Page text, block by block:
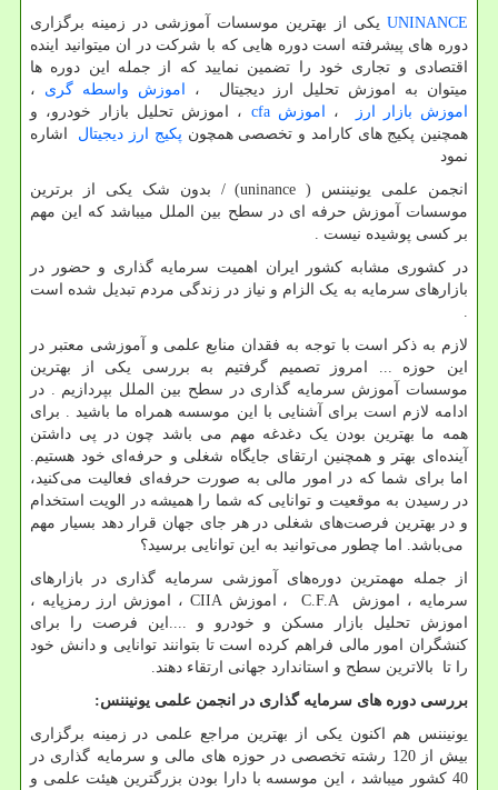
UNINANCE یکی از بهترین موسسات آموزشی در زمینه برگزاری
دوره های پیشرفته است دوره هایی که با شرکت در ان میتوانید اینده
اقتصادی و تجاری خود را تضمین نمایید که از جمله این دوره ها
میتوان به اموزش تحلیل ارز دیجیتال ،
اموزش واسطه گری ،
اموزش بازار ارز
، اموزش cfa
، اموزش تحلیل بازار خودرو، و
همچنین پکیج های کارامد و تخصصی همچون پکیج ارز دیجیتال اشاره
نمود
انجمن علمی یونیننس ( (uninance/ بدون شک یکی از برترین
موسسات آموزش حرفه ای در سطح بین الملل میباشد که این مهم
بر کسی پوشیده نیست .
در کشوری مشابه کشور ایران اهمیت سرمایه گذاری و حضور در
بازارهای سرمایه به یک الزام و نیاز در زندگی مردم تبدیل شده است
.
لازم به ذکر است با توجه به فقدان منابع علمی و آموزشی معتبر در
این حوزه ... امروز تصمیم گرفتیم به بررسی یکی از بهترین
موسسات آموزش سرمایه گذاری در سطح بین الملل بپردازیم . در
ادامه لازم است برای آشنایی با این موسسه همراه ما باشید . برای
همه ما بهترین بودن یک دغدغه مهم می باشد چون در پی داشتن
آینده‌ای بهتر و همچنین ارتقای جایگاه شغلی و حرفه‌ای خود هستیم.
اما برای شما که در امور مالی به صورت حرفه‌ای فعالیت می‌کنید،
در رسیدن به موقعیت و توانایی که شما را همیشه در الویت استخدام
و در بهترین فرصت‌های شغلی در هر جای جهان قرار دهد بسیار مهم
می‌باشد. اما چطور می‌توانید به این توانایی برسید؟
از جمله مهمترین دوره‌های آموزشی سرمایه گذاری در بازارهای
سرمایه ، اموزش C.F.A، اموزشCIIA ، اموزش ارز رمزپایه ،
اموزش تحلیل بازار مسکن و خودرو و ....این فرصت را برای
کنشگران امور مالی فراهم کرده است تا بتوانند توانایی و دانش خود
را تا بالاترین سطح و استاندارد جهانی ارتقاء دهند.
بررسی دوره های سرمایه گذاری در انجمن علمی یونیننس:
یونیننس هم اکنون یکی از بهترین مراجع علمی در زمینه برگزاری
بیش از 120 رشته تخصصی در حوزه های مالی و سرمایه گذاری در
40 کشور میباشد ، این موسسه با دارا بودن بزرگترین هیئت علمی و